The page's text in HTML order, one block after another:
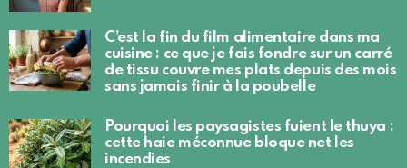
C’est la fin du film alimentaire dans ma
cuisine : ce que je fais fondre sur un carré
de tissu couvre mes plats depuis des mois
sans jamais finir à la poubelle
Pourquoi les paysagistes fuient le thuya :
cette haie méconnue bloque net les
incendies